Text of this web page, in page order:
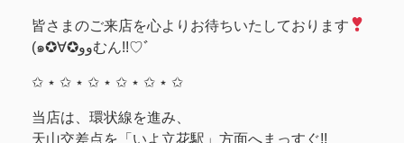
皆さまのご来店を心よりお待ちいたしております
(๑✪∀✪ووむん!!♡ﾞ
✩ ⋆ ✩ ⋆ ✩ ⋆ ✩ ⋆ ✩ ⋆ ✩
当店は、環状線を進み、
天山交差点を「いよ立花駅」方面へまっすぐ!!